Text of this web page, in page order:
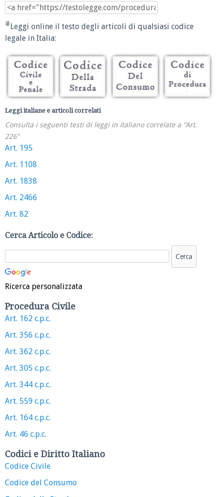
Leggi online il testo degli articoli di qualsiasi codice
legale in Italia:
Leggi italiane e articoli correlati
Consulta i seguenti testi di leggi in italiano correlate a "Art.
226"
Art. 195
Art. 1108
Art. 1838
Art. 2466
Art. 82
Cerca Articolo e Codice:
Ricerca personalizzata
Procedura Civile
Art. 162 c.p.c.
Art. 356 c.p.c.
Art. 362 c.p.c.
Art. 305 c.p.c.
Art. 344 c.p.c.
Art. 559 c.p.c.
Art. 164 c.p.c.
Art. 46 c.p.c.
Codici e Diritto Italiano
Codice Civile
Codice del Consumo